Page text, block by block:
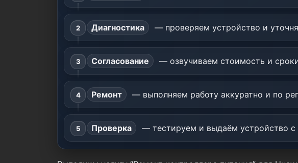
Диагностика — проверяем устройство и
Согласование — озвучиваем стоимость и
Ремонт — выполняем работу аккуратно и по
Проверка — тестируем и выдаём устройство с